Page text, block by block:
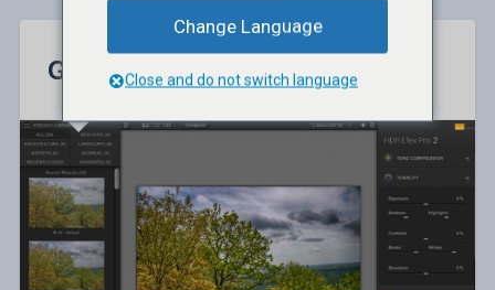
GIMP で画像編集してみよう
Change Language
Close and do not switch language